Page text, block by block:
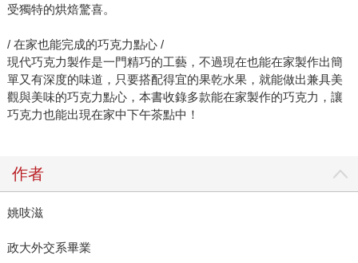
受獨特的烘焙驚喜。
/ 在家也能完成的巧克力點心 /
現代巧克力製作是一門精巧的工藝，不過現在也能在家製作出簡
單又有深度的味道，只要搭配得宜的果乾水果，就能做出兼具美
觀與美味的巧克力點心，本書收錄多款能在家製作的巧克力，讓
巧克力也能出現在家中下午茶點中！
作者
姚吱滋
政大外交系畢業